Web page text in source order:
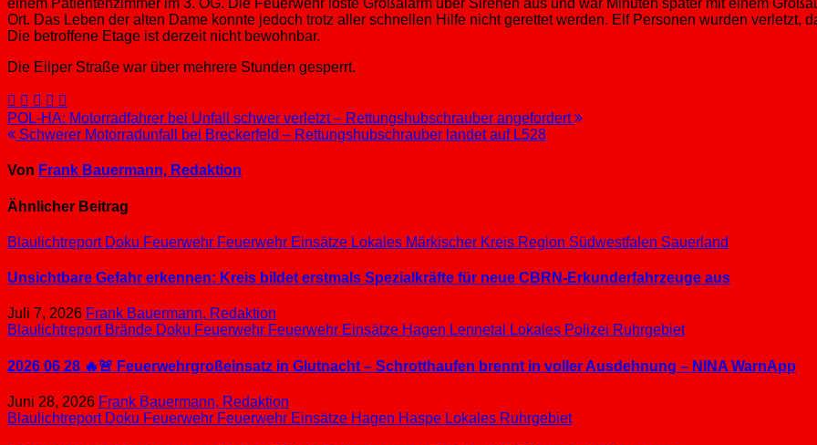
einem Patientenzimmer im 3. OG. Die Feuerwehr löste Großalarm über Sirenen aus und war Minuten später mit einem
Ort. Das Leben der alten Dame konnte jedoch trotz aller schnellen Hilfe nicht gerettet werden. Elf Personen wurden verletzt,
Die betroffene Etage ist derzeit nicht bewohnbar.
Die Eilper Straße war über mehrere Stunden gesperrt.
Beitragsnavigation
POL-HA: Motorradfahrer bei Unfall schwer verletzt – Rettungshubschrauber angefordert
Schwerer Motorradunfall bei Breckerfeld – Rettungshubschrauber landet auf L528
Von Frank Bauermann, Redaktion
Ähnlicher Beitrag
Blaulichtreport Doku Feuerwehr Feuerwehr Einsätze Lokales Märkischer Kreis Region Südwestfalen Sauerland
Unsichtbare Gefahr erkennen: Kreis bildet erstmals Spezialkräfte für neue CBRN-Erkunderfahrzeuge aus
Juli 7, 2026 Frank Bauermann, Redaktion
Blaulichtreport Brände Doku Feuerwehr Feuerwehr Einsätze Hagen Lennetal Lokales Polizei Ruhrgebiet
2026 06 28 🔥🚨 Feuerwehrgroßeinsatz in Glutnacht – Schrotthaufen brennt in voller Ausdehnung – NINA WarnApp
Juni 28, 2026 Frank Bauermann, Redaktion
Blaulichtreport Doku Feuerwehr Feuerwehr Einsätze Hagen Haspe Lokales Ruhrgebiet